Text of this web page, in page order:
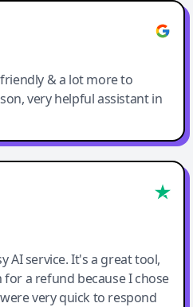
friendly & a lot more to
very helpful assistant in
AI service. It's a great tool,
a refund because I chose
very quick to respond